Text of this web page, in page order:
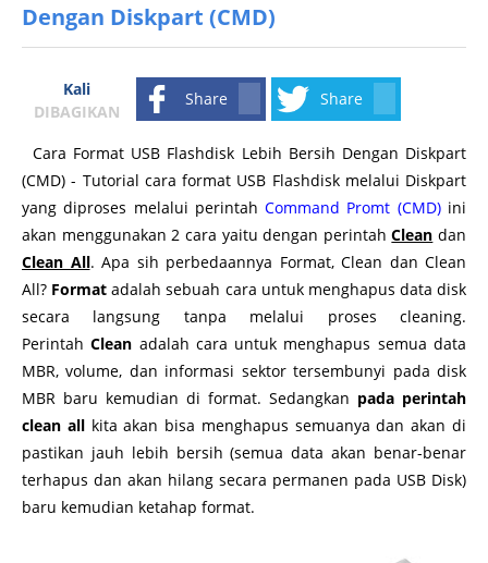
Contact Us
Disclaimer
Dengan Diskpart (CMD)
Kali
DIBAGIKAN
Share Share
Cara Format USB Flashdisk Lebih Bersih Dengan Diskpart
(CMD) - Tutorial cara format USB Flashdisk melalui Diskpart
yang diproses melalui perintahCommand Promt (CMD)ini
akan menggunakan 2 cara yaitu dengan perintahClean dan
Clean All. Apa sih perbedaannya Format, Clean dan Clean
All? Formatadalah sebuah cara untuk menghapus data disk
secara langsung tanpa melalui proses cleaning.
PerintahClean adalah cara untuk menghapus semua data
MBR, volume, dan informasi sektor tersembunyi pada disk
MBR baru kemudian di format. Sedangkan pada perintah
clean allkita akan bisa menghapus semuanya dan akan di
pastikan jauh lebih bersih (semua data akan benar-benar
terhapus dan akan hilang secara permanen pada USB Disk)
baru kemudian ketahap format.